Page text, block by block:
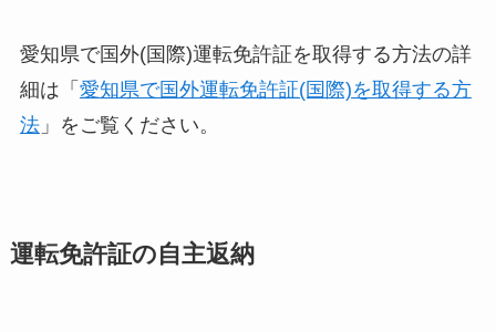
愛知県で国外(国際)運転免許証を取得する方法の詳
細は「 愛知県で国外運転免許証(国際)を取得する方
法」をご覧ください。
運転免許証の自主返納